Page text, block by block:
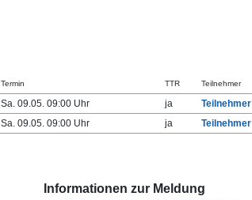
Termin TTR Teilnehmer
Sa. 09.05. 09:00 Uhr ja Teilnehmer
Sa. 09.05. 09:00 Uhr ja Teilnehmer
Informationen zur Meldung